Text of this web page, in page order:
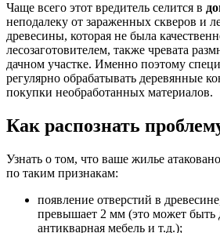
Чаще всего этот вредитель селится в
неподалеку от зараженных скверов и
древесины, которая не была
лесозаготовителем, также чревата
дачном участке. Именно поэтому
регулярно обрабатывать деревянные
покупки необработанных материалов.
Как распознать
Узнать о том, что ваше жилье
по таким признакам:
появление отверстий в
превышает 2 мм (это может быть
антикварная мебель и т.д.);